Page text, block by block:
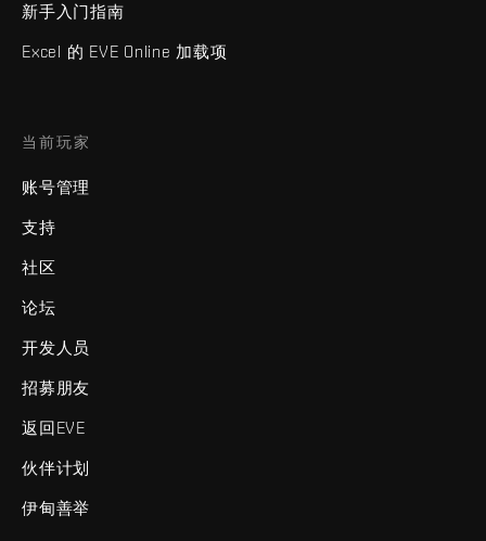
新手入门指南
Excel 的 EVE Online 加载项
当前玩家
账号管理
支持
社区
论坛
开发人员
招募朋友
返回EVE
伙伴计划
伊甸善举